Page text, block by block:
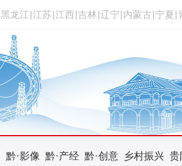
黑龙江 江苏 江西 吉林 辽宁 内蒙古 宁夏
黔·影像 黔·产经 黔·创意 乡村振兴 贵